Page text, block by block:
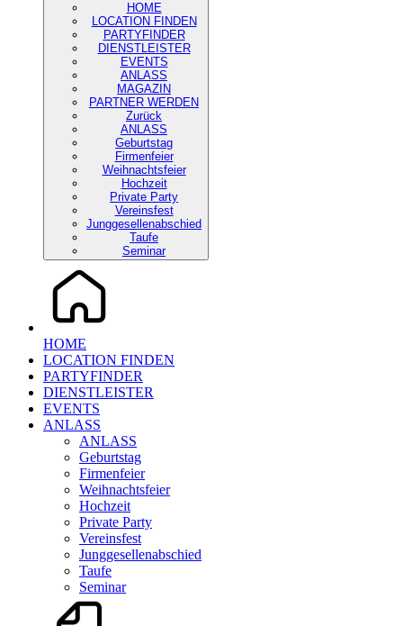
HOME
LOCATION FINDEN
PARTYFINDER
DIENSTLEISTER
EVENTS
ANLASS
MAGAZIN
PARTNER WERDEN
Zurück
ANLASS
Geburtstag
Firmenfeier
Weihnachtsfeier
Hochzeit
Private Party
Vereinsfest
Junggesellenabschied
Taufe
Seminar
HOME
LOCATION FINDEN
PARTYFINDER
DIENSTLEISTER
EVENTS
ANLASS
ANLASS
Geburtstag
Firmenfeier
Weihnachtsfeier
Hochzeit
Private Party
Vereinsfest
Junggesellenabschied
Taufe
Seminar